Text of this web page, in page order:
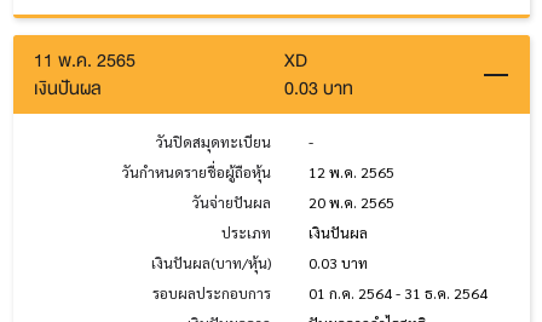
11 พ.ค. 2565
XD
เงินปันผล
0.03 บาท
วันปิดสมุดทะเบียน
-
วันกำหนดรายชื่อผู้ถือหุ้น
12 พ.ค. 2565
วันจ่ายปันผล
20 พ.ค. 2565
ประเภท
เงินปันผล
เงินปันผล(บาท/หุ้น)
0.03 บาท
รอบผลประกอบการ
01 ก.ค. 2564 - 31 ธ.ค. 2564